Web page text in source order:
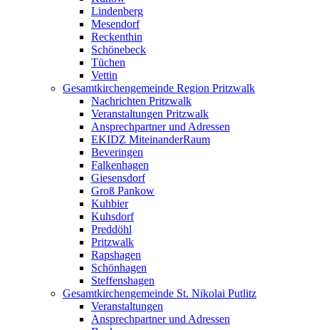
Lindenberg
Mesendorf
Reckenthin
Schönebeck
Tüchen
Vettin
Gesamtkirchengemeinde Region Pritzwalk
Nachrichten Pritzwalk
Veranstaltungen Pritzwalk
Ansprechpartner und Adressen
EKIDZ MiteinanderRaum
Beveringen
Falkenhagen
Giesensdorf
Groß Pankow
Kuhbier
Kuhsdorf
Preddöhl
Pritzwalk
Rapshagen
Schönhagen
Steffenshagen
Gesamtkirchengemeinde St. Nikolai Putlitz
Veranstaltungen
Ansprechpartner und Adressen